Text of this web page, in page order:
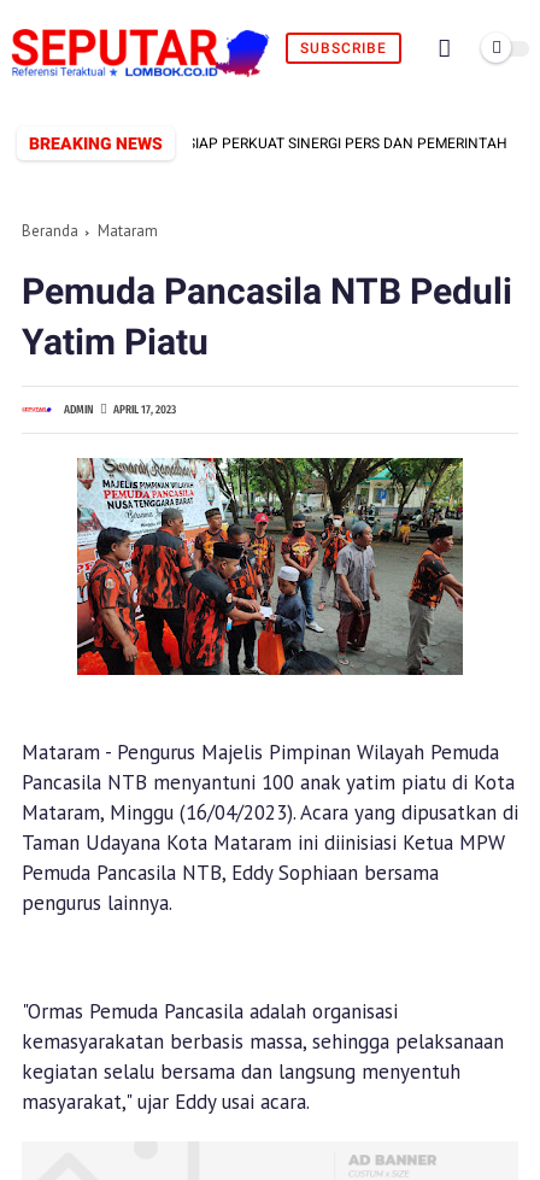
SUBSCRIBE
BREAKING NEWS
FORMAL TERBENTUK, SIAP PERKUAT SINERGI PERS DAN PEMERINTAH
Beranda Mataram
Pemuda Pancasila NTB Peduli
Yatim Piatu
ADMIN APRIL 17, 2023
Mataram - Pengurus Majelis Pimpinan Wilayah Pemuda
Pancasila NTB menyantuni 100 anak yatim piatu di Kota
Mataram, Minggu (16/04/2023). Acara yang dipusatkan di
Taman Udayana Kota Mataram ini diinisiasi Ketua MPW
Pemuda Pancasila NTB, Eddy Sophiaan bersama
pengurus lainnya.
"Ormas Pemuda Pancasila adalah organisasi
kemasyarakatan berbasis massa, sehingga pelaksanaan
kegiatan selalu bersama dan langsung menyentuh
masyarakat," ujar Eddy usai acara.